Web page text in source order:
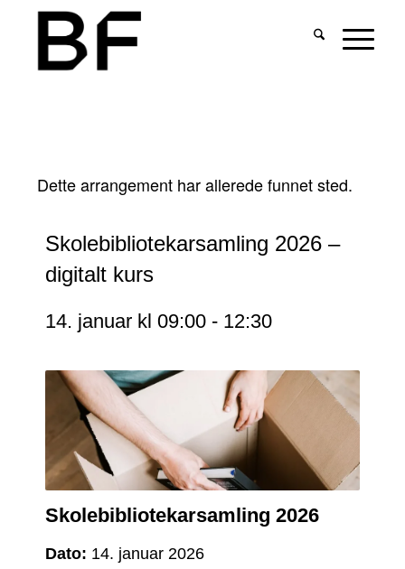
Dette arrangement har allerede funnet sted.
Skolebibliotekarsamling 2026 –
digitalt kurs
14. januar kl 09:00- 12:30
Skolebibliotekarsamling 2026
Dato: 14. januar 2026